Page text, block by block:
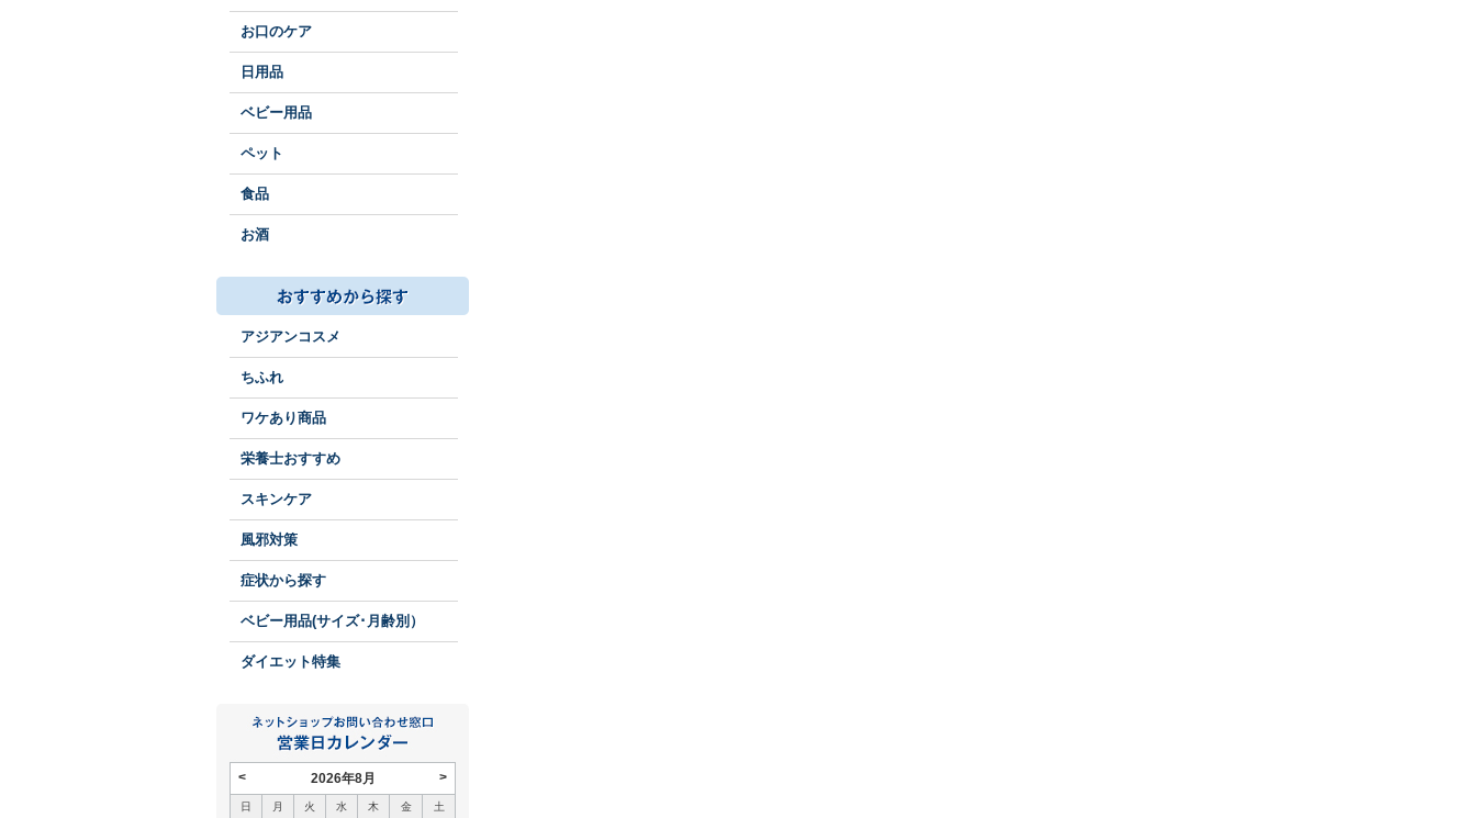
お口のケア
日用品
ベビー用品
ペット
食品
お酒
アジアンコスメ
ちふれ
ワケあり商品
栄養士おすすめ
スキンケア
風邪対策
症状から探す
ベビー用品(サイズ･月齢別）
ダイエット特集
< >
2026年8月
日 月 火 水 木 金 土